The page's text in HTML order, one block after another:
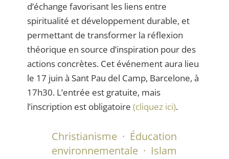
d’échange favorisant les liens entre
spiritualité et développement durable, et
permettant de transformer la réflexion
théorique en source d’inspiration pour des
actions concrètes. Cet événement aura lieu
le 17 juin à Sant Pau del Camp, Barcelone, à
17h30. L’entrée est gratuite, mais
l’inscription est obligatoire (cliquez ici).
Christianisme · Éducation
environnementale · Islam